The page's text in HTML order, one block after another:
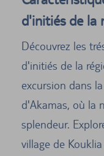
d'initiés de la
Découvrez les
d'initiés de la
excursion dans
d'Akamas, où la
splendeur.
village de